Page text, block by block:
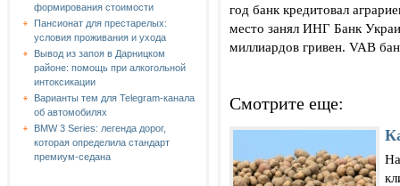
формирования стоимости
Пансионат для престарелых:
условия проживания и ухода
Вывод из запоя в Дарницком
районе: помощь при алкогольной
интоксикации
Варианты тем для Telegram-канала
об автомобилях
BMW 3 Series: легенда дорог,
которая определила стандарт
премиум-седана
год банк кредитовал
место занял ИНГ Банк
миллиардов гривен. VAB
Смотрите еще: